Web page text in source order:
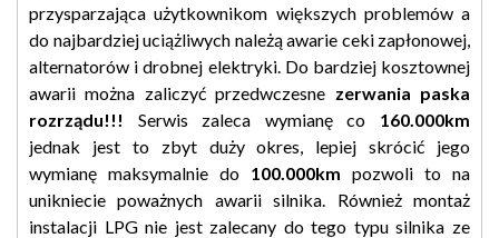
przysparzająca użytkownikom większych problemów a
do najbardziej uciążliwych należą awarie ceki zapłonowej,
alternatorów i drobnej elektryki. Do bardziej kosztownej
awarii można zaliczyć przedwczesne zerwania paska
rozrządu!!!
Serwis zaleca wymianę co 160.000km
jednak jest to zbyt duży okres, lepiej skrócić jego
wymianę maksymalnie do 100.000km pozwoli to na
unikniecie poważnych awarii silnika. Również montaż
instalacji LPG nie jest zalecany do tego typu silnika ze